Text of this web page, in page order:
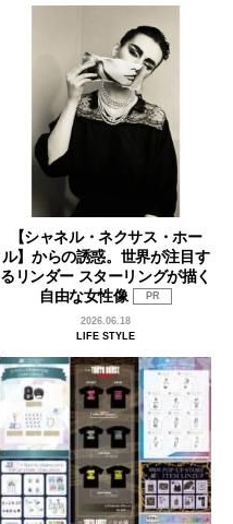
【シャネル・ネクサス・ホー
ル】からの誘惑。世界が注目す
るリンダー スターリングが描く
自由な女性像
PR
2026.06.18
LIFE STYLE